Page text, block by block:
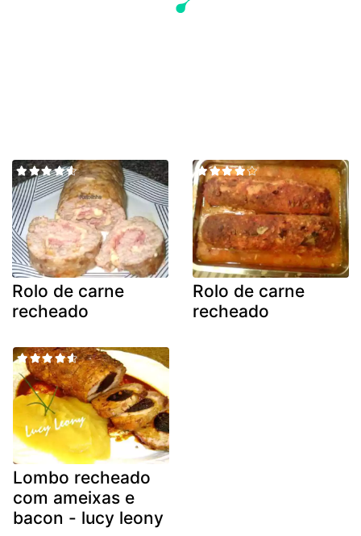
Rolo de carne
recheado
Rolo de carne
recheado
Lombo recheado
com ameixas e
bacon - lucy leony